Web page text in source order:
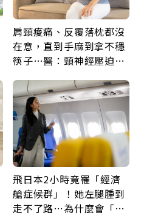
肩頸痠痛、反覆落枕都沒
在意，直到手麻到拿不穩
筷子…醫：頸神經壓迫上
鍵
飛日本2小時竟罹「經濟
艙症候群」！她左腿腫到
走不了路…為什麼會「靜